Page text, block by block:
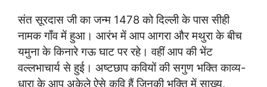
संत सूरदास जी का जन्म 1478 को दिल्ली के पास सीही
नामक गाँव में हुआ। आरंभ में आप आगरा और मथुरा के बीच
यमुना के किनारे गऊ घाट पर रहे। वहीं आप की भेंट
वल्लभाचार्य से हुई। अष्टछाप कवियों की सगुण भक्ति काव्य-
धारा के आप अकेले ऐसे कवि हैं जिनकी भक्ति में साख्य,